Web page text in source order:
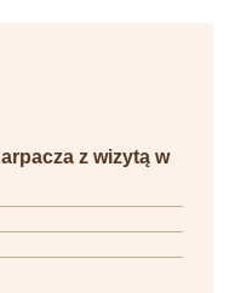
z wizytą w